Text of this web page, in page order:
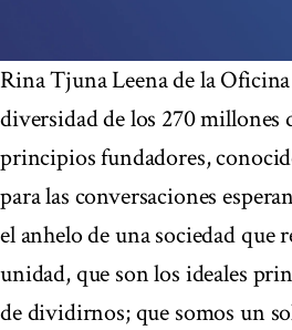
Rina Tjuna Leena de la
diversidad de los 270 millones
principios fundadores,
para las conversaciones
el anhelo de una sociedad que
unidad, que son los ideales
de dividirnos; que somos un